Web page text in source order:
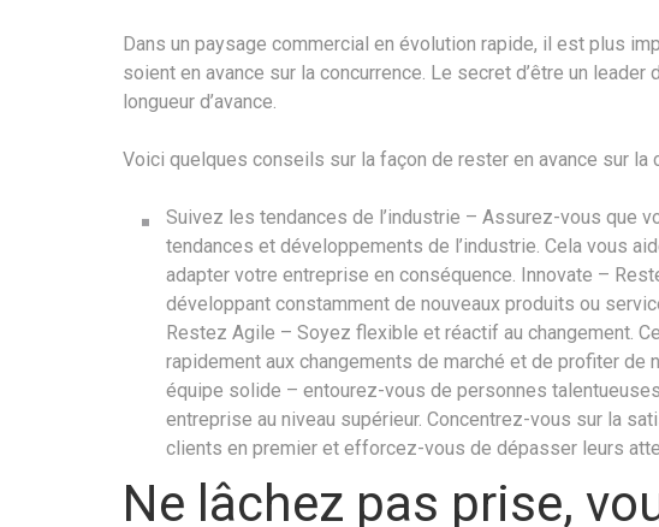
Dans un paysage commercial en évolution rapide, il est plus
soient en avance sur la concurrence. Le secret d’être un
longueur d’avance.
Voici quelques conseils sur la façon de rester en avance sur la
Suivez les tendances de l’industrie – Assurez-vous que
tendances et développements de l’industrie. Cela vous
adapter votre entreprise en conséquence. Innovate –
développant constamment de nouveaux produits ou
Restez Agile – Soyez flexible et réactif au changement.
rapidement aux changements de marché et de profiter de
équipe solide – entourez-vous de personnes
entreprise au niveau supérieur. Concentrez-vous sur la
clients en premier et efforcez-vous de dépasser leurs
Ne lâchez pas prise,